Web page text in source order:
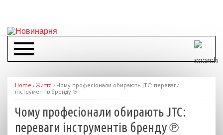
Home › Життя › Чому професіонали обирають JTC: переваги
інструментів бренду ℗
Чому професіонали обирають JTC:
переваги інструментів бренду ℗